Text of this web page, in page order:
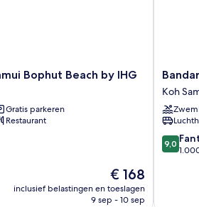
Bophut Beach by IHG
Gratis parkeren
Restaurant
De
prijs
is
€ 168
inclusief belastingen en toeslagen
9 sep - 10 sep
Bandara
Spa
Resort
&
Pool
Villas,
Samui
Koh
9.0
van
9,0